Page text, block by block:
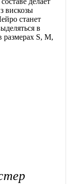
вискозы
станет
в
S, M,